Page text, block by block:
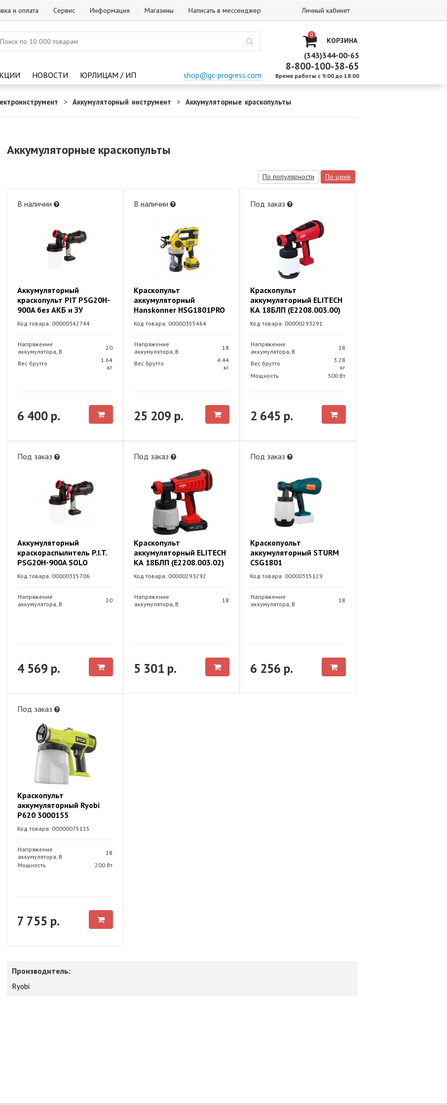
и оплата Сервис Информация Магазины Написать в мессенджер Личный кабинет
0
КОРЗИНА
НОВОСТИ ЮРЛИЦАМ / ИП shop@gc-progress.com
(343)344-00-65
8-800-100-38-65
Время работы с 9:00 до 18:00
Аккумуляторный инструмент Аккумуляторные краскопульты
Аккумуляторные краскопульты
По популярности По цене
В наличии
Аккумуляторный
краскопульт PIT PSG20H-
900A без АКБ и ЗУ
Код товара: 00000342744
Напряжение
аккумулятора, В
20
Вес брутто
1.64
кг
6 400 р.
В наличии
Краскопульт
аккумуляторный
Hanskonner HSG1801PRO
Код товара: 00000355464
Напряжение
аккумулятора, В
18
Вес брутто
4.44
кг
25 209 р.
Под заказ
Краскопульт
аккумуляторный ELITECH
КА 18БЛП (E2208.003.00)
Код товара: 00000293291
Напряжение
аккумулятора, В
18
Вес брутто
3.28
кг
Мощность
300 Вт
2 645 р.
Под заказ
Аккумуляторный
краскораспылитель P.I.T.
PSG20H-900A SOLO
Код товара: 00000315706
Напряжение
аккумулятора, В
20
4 569 р.
Под заказ
Краскопульт
аккумуляторный ELITECH
КА 18БЛП (E2208.003.02)
Код товара: 00000293292
Напряжение
аккумулятора, В
18
5 301 р.
Под заказ
Краскопуольт
аккумуляторный STURM
CSG1801
Код товара: 00000315129
Напряжение
аккумулятора, В
18
6 256 р.
Под заказ
Краскопульт
аккумуляторный Ryobi
P620 3000155
Код товара: 00000075115
Напряжение
аккумулятора, В
18
Мощность
200 Вт
7 755 р.
Производитель:
Ryobi